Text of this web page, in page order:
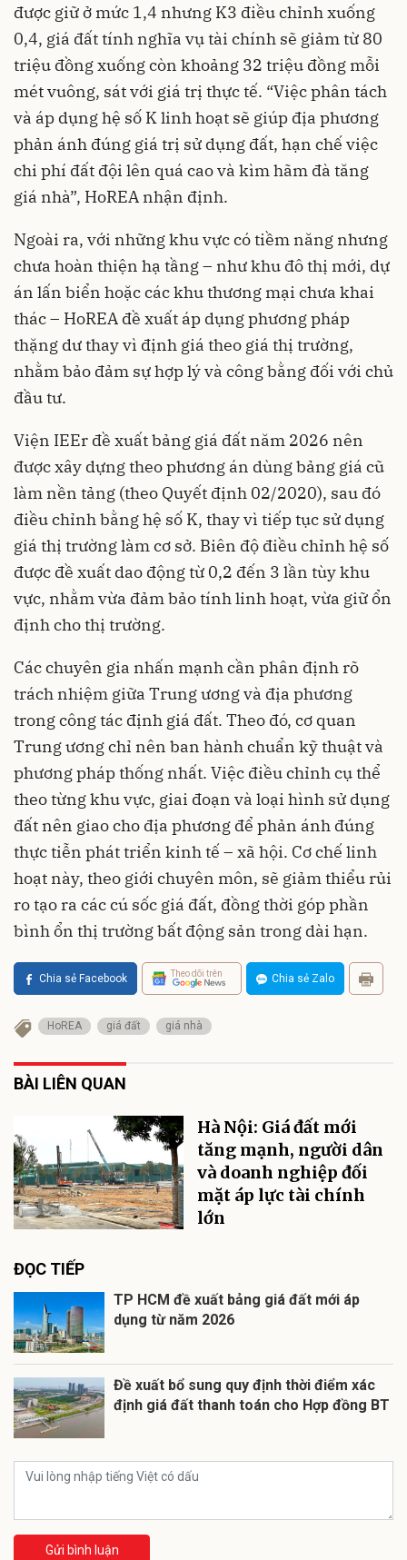
được giữ ở mức 1,4 nhưng K3 điều chỉnh xuống
0,4, giá đất tính nghĩa vụ tài chính sẽ giảm từ 80
triệu đồng xuống còn khoảng 32 triệu đồng mỗi
mét vuông, sát với giá trị thực tế. “Việc phân tách
và áp dụng hệ số K linh hoạt sẽ giúp địa phương
phản ánh đúng giá trị sử dụng đất, hạn chế việc
chi phí đất đội lên quá cao và kìm hãm đà tăng
giá nhà”, HoREA nhận định.
Ngoài ra, với những khu vực có tiềm năng nhưng
chưa hoàn thiện hạ tầng – như khu đô thị mới, dự
án lấn biển hoặc các khu thương mại chưa khai
thác – HoREA đề xuất áp dụng phương pháp
thặng dư thay vì định giá theo giá thị trường,
nhằm bảo đảm sự hợp lý và công bằng đối với chủ
đầu tư.
Viện IEEr đề xuất bảng giá đất năm 2026 nên
được xây dựng theo phương án dùng bảng giá cũ
làm nền tảng (theo Quyết định 02/2020), sau đó
điều chỉnh bằng hệ số K, thay vì tiếp tục sử dụng
giá thị trường làm cơ sở. Biên độ điều chỉnh hệ số
được đề xuất dao động từ 0,2 đến 3 lần tùy khu
vực, nhằm vừa đảm bảo tính linh hoạt, vừa giữ ổn
định cho thị trường.
Các chuyên gia nhấn mạnh cần phân định rõ
trách nhiệm giữa Trung ương và địa phương
trong công tác định giá đất. Theo đó, cơ quan
Trung ương chỉ nên ban hành chuẩn kỹ thuật và
phương pháp thống nhất. Việc điều chỉnh cụ thể
theo từng khu vực, giai đoạn và loại hình sử dụng
đất nên giao cho địa phương để phản ánh đúng
thực tiễn phát triển kinh tế – xã hội. Cơ chế linh
hoạt này, theo giới chuyên môn, sẽ giảm thiểu rủi
ro tạo ra các cú sốc giá đất, đồng thời góp phần
bình ổn thị trường bất động sản trong dài hạn.
Chia sẻ Facebook Theo dõi trên Chia sẻ Zalo
HoREA giá đất giá nhà
BÀI LIÊN QUAN
Hà Nội: Giá đất mới
tăng mạnh, người dân
và doanh nghiệp đối
mặt áp lực tài chính
lớn
ĐỌC TIẾP
TP HCM đề xuất bảng giá đất mới áp
dụng từ năm 2026
Đề xuất bổ sung quy định thời điểm xác
định giá đất thanh toán cho Hợp đồng BT
Gửi bình luận